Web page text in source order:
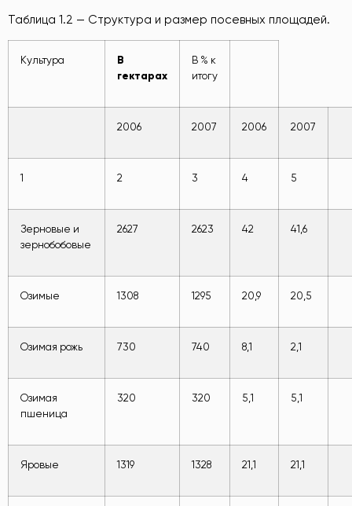
Таблица 1.2 — Структура и размер посевных площадей.
Культура
В
гектарах
В % к
итогу
2006 2007 2006 2007
1 2 3 4 5
Зерновые и
зернобобовые
2627 2623 42 41,6
Озимые 1308 1295 20,9 20,5
Озимая рожь 730 740 8,1 2,1
Озимая
пшеница
320 320 5,1 5,1
Яровые 1319 1328 21,1 21,1